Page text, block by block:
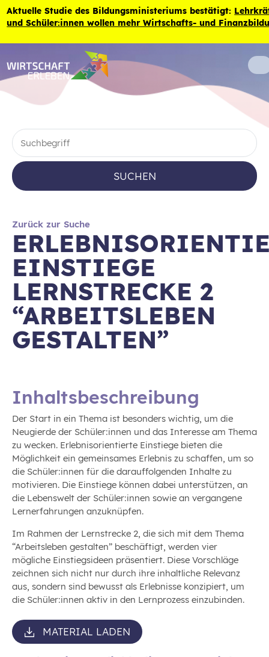
Zum Inhalt der Seite springen
Aktuelle Studie des Bildungsministeriums bestätigt:
und Schüler:innen wollen mehr Wirtschafts- und
SUCHEN
Zurück zur Suche
EINSTIEGE
LERNSTRECKE 2
“ARBEITSLEBEN
GESTALTEN”
Inhaltsbeschreibung
Der Start in ein Thema ist besonders wichtig, um die
Neugierde der Schüler:innen und das Interesse am Thema
zu wecken. Erlebnisorientierte Einstiege bieten die
Möglichkeit ein gemeinsames Erlebnis zu schaffen, um so
die Schüler:innen für die darauffolgenden Inhalte zu
motivieren. Die Einstiege können dabei unterstützen, an
die Lebenswelt der Schüler:innen sowie an vergangene
Lernerfahrungen anzuknüpfen.
Im Rahmen der Lernstrecke 2, die sich mit dem Thema
“Arbeitsleben gestalten” beschäftigt, werden vier
mögliche Einstiegsideen präsentiert. Diese Vorschläge
zeichnen sich nicht nur durch ihre inhaltliche Relevanz
aus, sondern sind bewusst als Erlebnisse konzipiert, um
die Schüler:innen aktiv in den Lernprozess einzubinden.
MATERIAL LADEN